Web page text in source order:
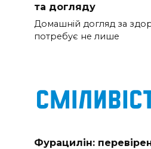
та догляду
Домашній догляд за
потребує не лише
Фурацилін: